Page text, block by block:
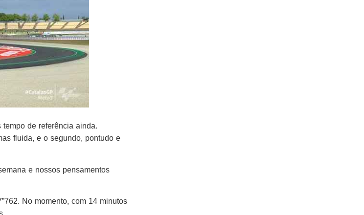
de referência ainda.
fluida, e o segundo, pontudo e
e nossos pensamentos
No momento, com 14 minutos